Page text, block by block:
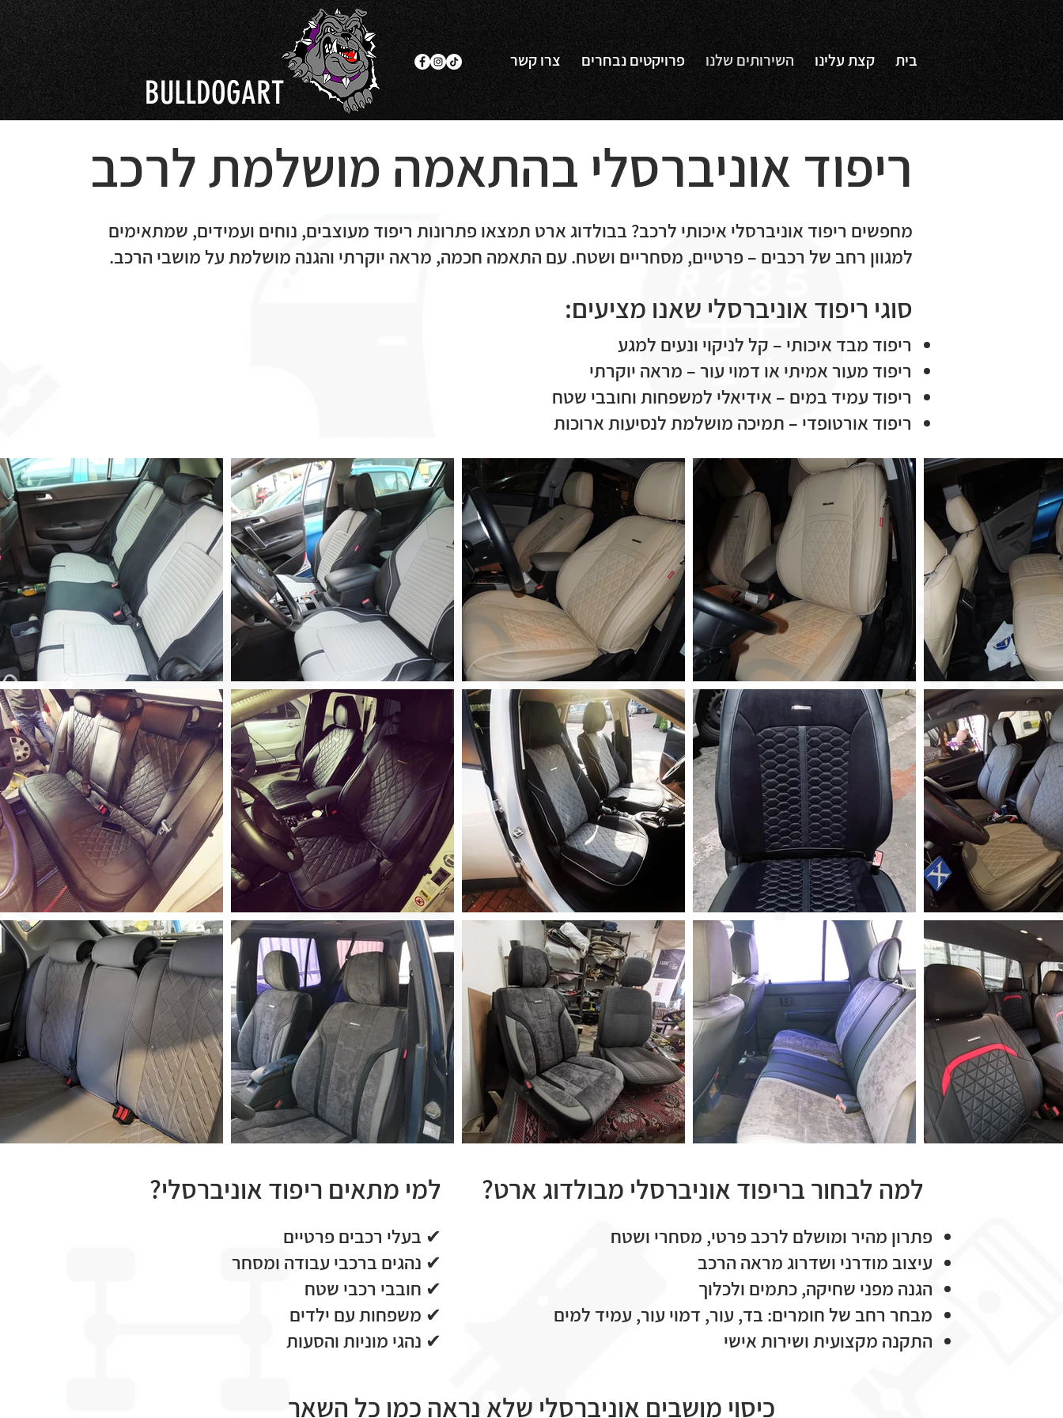
BULLDOGART
בית קצת עלינו השירותים שלנו פרויקטים נבחרים צרו קשר
ריפוד אוניברסלי בהתאמה מושלמת לרכב
מחפשים ריפוד אוניברסלי איכותי לרכב? בבולדוג ארט תמצאו פתרונות ריפוד מעוצבים, נוחים ועמידים, שמתאימים
למגוון רחב של רכבים – פרטיים, מסחריים ושטח. עם התאמה חכמה, מראה יוקרתי והגנה מושלמת על מושבי הרכב.
סוגי ריפוד אוניברסלי שאנו מציעים:
ריפוד מבד איכותי – קל לניקוי ונעים למגע
ריפוד מעור אמיתי או דמוי עור – מראה יוקרתי
ריפוד עמיד במים – אידיאלי למשפחות וחובבי שטח
ריפוד אורטופדי – תמיכה מושלמת לנסיעות ארוכות
למי מתאים ריפוד אוניברסלי?
✔ בעלי רכבים פרטיים
✔ נהגים ברכבי עבודה ומסחר
✔ חובבי רכבי שטח
✔ משפחות עם ילדים
✔ נהגי מוניות והסעות
למה לבחור בריפוד אוניברסלי מבולדוג ארט?
פתרון מהיר ומושלם לרכב פרטי, מסחרי ושטח
עיצוב מודרני ושדרוג מראה הרכב
הגנה מפני שחיקה, כתמים ולכלוך
מבחר רחב של חומרים: בד, עור, דמוי עור, עמיד למים
התקנה מקצועית ושירות אישי
כיסוי מושבים אוניברסלי שלא נראה כמו כל השאר